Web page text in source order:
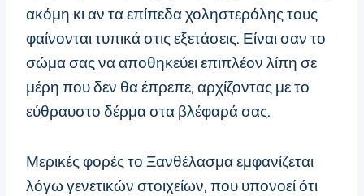
ακόμη κι αν τα επίπεδα χοληστερόλης τους
φαίνονται τυπικά στις εξετάσεις. Είναι σαν το
σώμα σας να αποθηκεύει επιπλέον λίπη σε
μέρη που δεν θα έπρεπε, αρχίζοντας με το
εύθραυστο δέρμα στα βλέφαρά σας.
Μερικές φορές το Ξανθέλασμα εμφανίζεται
λόγω γενετικών στοιχείων, που υπονοεί ότι